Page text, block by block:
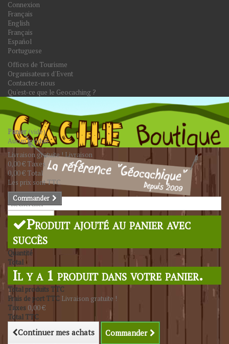
Connexion
Français
English
Français
Español
Portuguese
Offices de Tourisme
Organisateurs d'Event
Contactez-nous
Qu'est-ce que le Geocaching ?
Rechercher
Panier(vide)
Aucun produit
Livraison gratuite !Livraison
0,00 € Taxes
0,00 € Total
Les prix sont TTC
Commander
Produit ajouté au panier avec
succès
Quantité
Total
Il y a 1 produit dans votre panier.
Total produits TTC
Frais de port TTC Livraison gratuite !
Taxes 0,00 €
Total TTC
Continuer mes achats Commander